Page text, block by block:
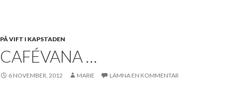
PÅ VIFT I KAPSTADEN
CAFÉVANA …
6 NOVEMBER, 2012 MARIE LÄMNA EN KOMMENTAR